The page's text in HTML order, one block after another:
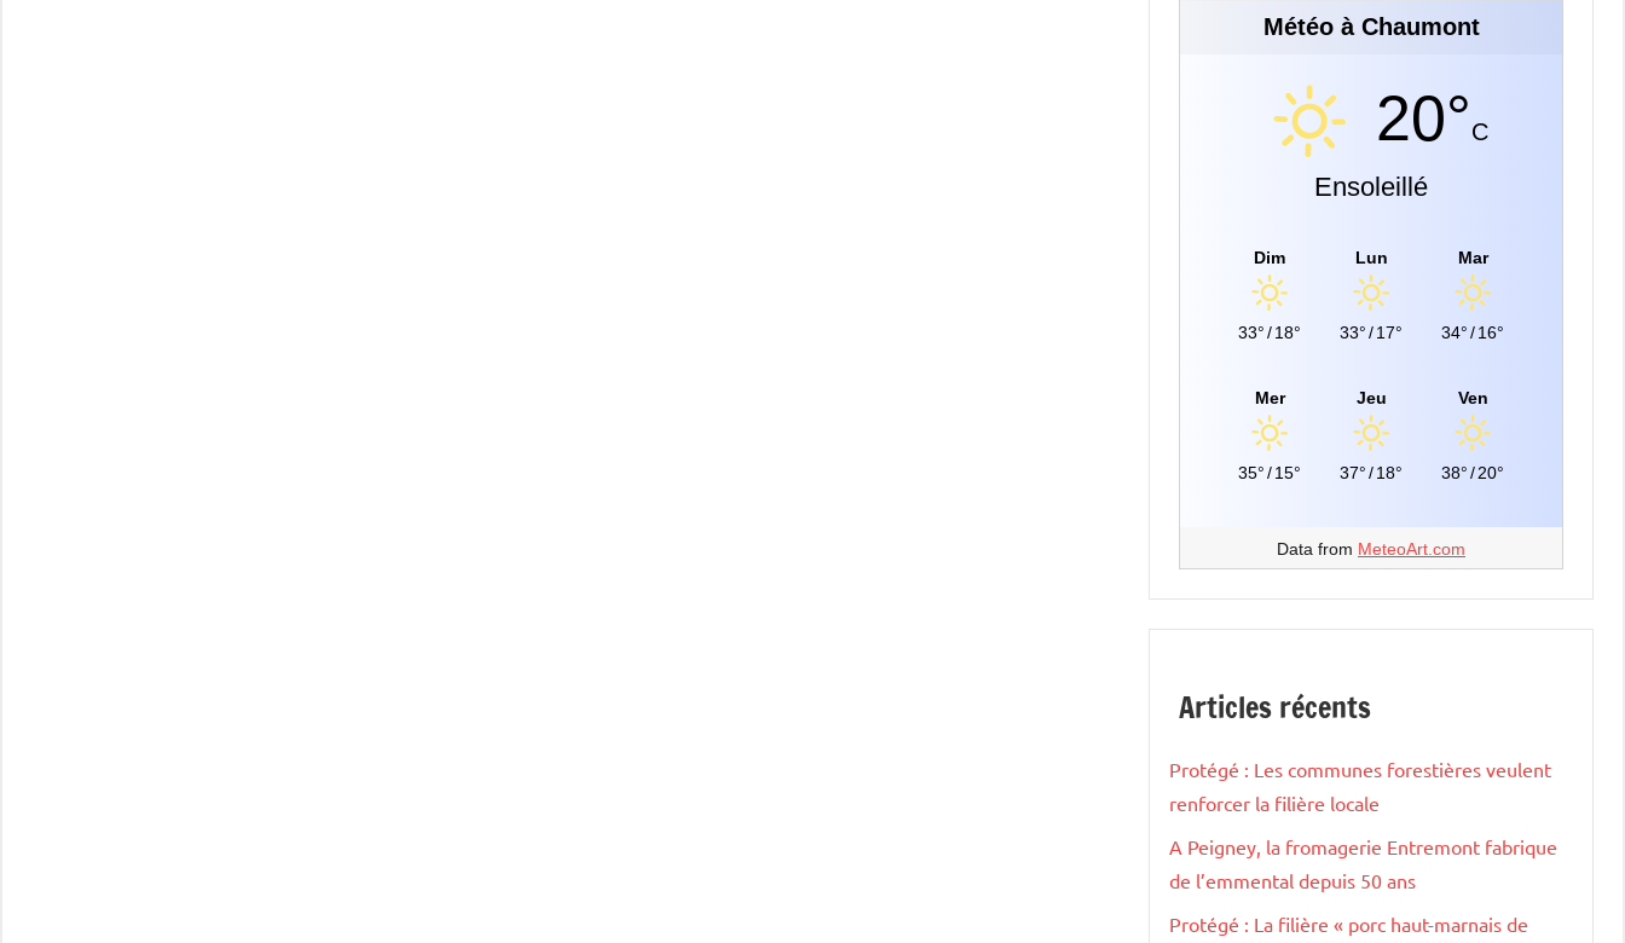
Météo à Chaumont
20°C
Ensoleillé
Dim
33°/18°
Lun
33°/17°
Mar
34°/16°
Mer
35°/15°
Jeu
37°/18°
Ven
38°/20°
Data from MeteoArt.com
Articles récents
Protégé : Les communes forestières veulent
renforcer la filière locale
A Peigney, la fromagerie Entremont fabrique
de l’emmental depuis 50 ans
Protégé : La filière « porc haut-marnais de